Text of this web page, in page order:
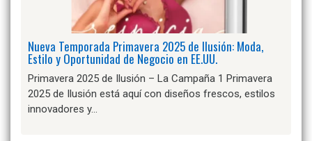
Nueva Temporada Primavera 2025 de Ilusión: Moda,
Estilo y Oportunidad de Negocio en EE.UU.
Primavera 2025 de Ilusión – La Campaña 1 Primavera
2025 de Ilusión está aquí con diseños frescos, estilos
innovadores y…